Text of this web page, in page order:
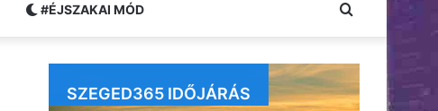
#ÉJSZAKAI MÓD Keresés:
SZEGED365 IDŐJÁRÁS